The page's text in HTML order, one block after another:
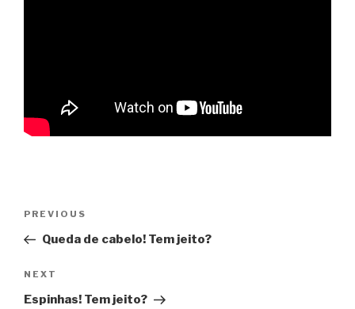
Post
Previous
Post
PREVIOUS
Queda de cabelo! Tem jeito?
Next
Post
NEXT
Espinhas! Tem jeito?